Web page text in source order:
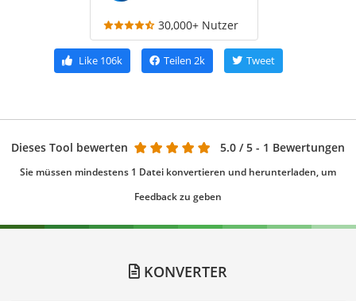
30,000+ Nutzer
Like 106k Teilen 2k Tweet
Dieses Tool bewerten 5.0 / 5 - 1 Bewertungen
Sie müssen mindestens 1 Datei konvertieren und herunterladen, um
Feedback zu geben
KONVERTER